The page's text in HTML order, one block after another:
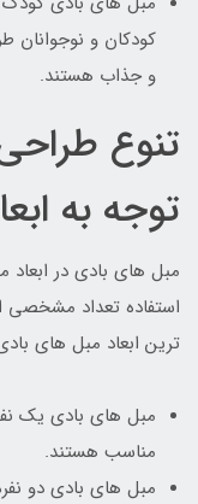
کودکان و نوجوانان
و جذاب هستند.
تنوع
توجه به
مبل های بادی در ابعاد
استفاده تعداد مشخصی
ترین ابعاد مبل های بادی
مبل های بادی یک
مناسب هستند.
مبل های بادی دو